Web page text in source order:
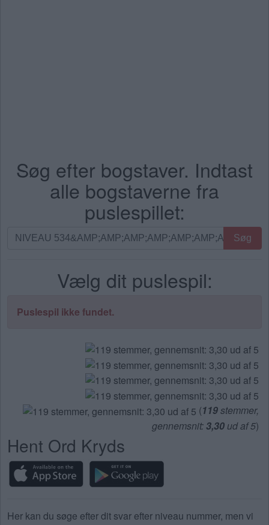
Søg efter bogstaver. Indtast
alle bogstaverne fra
puslespillet:
Søg
bogstaverne
Søg
Vælg dit puslespil:
Puslespil ikke fundet.
(119stemmer,
gennemsnit:3,30 ud af 5)
Hent Ord Kryds
Her kan du søge efter dit svar efter niveau nummer, men vi